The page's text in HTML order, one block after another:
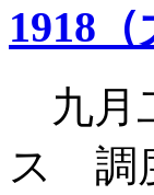
1918
九月
ス 調